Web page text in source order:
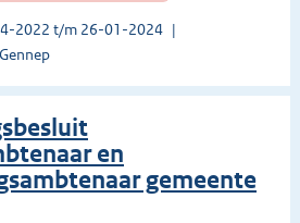
2022 t/m 26-01-2024
en
gemeente